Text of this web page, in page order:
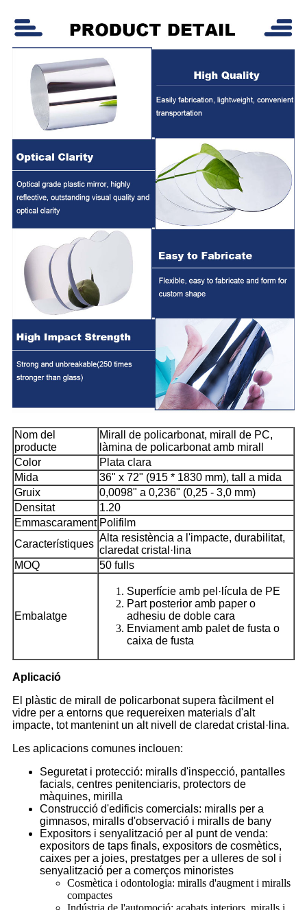
Nom del
producte
Mirall de policarbonat, mirall de PC,
làmina de policarbonat amb mirall
Color
Plata clara
Mida
36" x 72" (915 * 1830 mm), tall a mida
Gruix
0,0098" a 0,236" (0,25 - 3,0 mm)
Densitat
1.20
Emmascarament Polifilm
Característiques
Alta resistència a l'impacte, durabilitat,
claredat cristal·lina
MOQ
50 fulls
Embalatge
Superfície amb pel·lícula de PE
Part posterior amb paper o
adhesiu de doble cara
Enviament amb palet de fusta o
caixa de fusta
Aplicació
El plàstic de mirall de policarbonat supera fàcilment el
vidre per a entorns que requereixen materials d'alt
impacte, tot mantenint un alt nivell de claredat cristal·lina.
Les aplicacions comunes inclouen:
Seguretat i protecció: miralls d'inspecció, pantalles
facials, centres penitenciaris, protectors de
màquines, mirilla
Construcció d'edificis comercials: miralls per a
gimnasos, miralls d'observació i miralls de bany
Expositors i senyalització per al punt de venda:
expositors de taps finals, expositors de cosmètics,
caixes per a joies, prestatges per a ulleres de sol i
senyalització per a comerços minoristes
Cosmètica i odontologia: miralls d'augment i miralls
compactes